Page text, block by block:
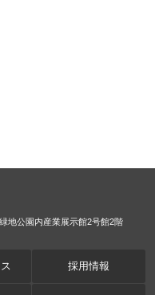
地公園内産業展示館2号館2階
採用情報